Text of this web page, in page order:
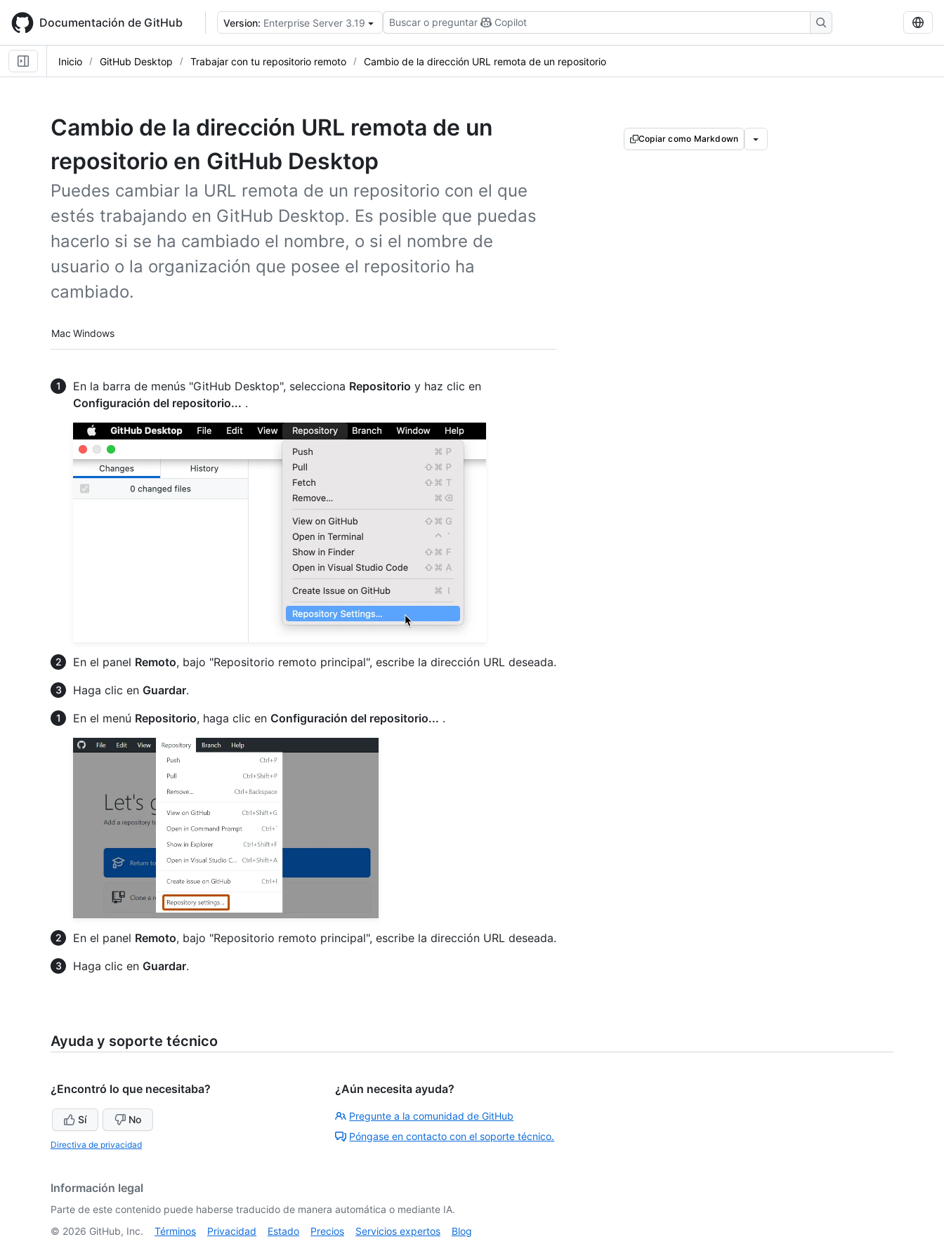
main
content
Documentación de GitHub Version: Enterprise Server 3.19 Buscar o preguntar Copilot
Inicio GitHub Desktop Trabajar con tu repositorio remoto Cambio de la dirección URL remota de un repositorio
Cambio de la dirección URL remota de un
repositorio en GitHub Desktop
Puedes cambiar la URL remota de un repositorio con el que
estés trabajando en GitHub Desktop. Es posible que puedas
hacerlo si se ha cambiado el nombre, o si el nombre de
usuario o la organización que posee el repositorio ha
cambiado.
Platform navigation
Mac Windows
Copiar como Markdown
En la barra de menús "GitHub Desktop", selecciona Repositorio y haz clic en
Configuración del repositorio... .
En el panel Remoto, bajo "Repositorio remoto principal", escribe la dirección URL deseada.
Haga clic en Guardar.
En el menú Repositorio, haga clic en Configuración del repositorio... .
En el panel Remoto, bajo "Repositorio remoto principal", escribe la dirección URL deseada.
Haga clic en Guardar.
Ayuda y soporte técnico
¿Encontró lo que necesitaba?
Sí No
Directiva de privacidad
¿Aún necesita ayuda?
Pregunte a la comunidad de GitHub
Póngase en contacto con el soporte técnico.
Información legal
Parte de este contenido puede haberse traducido de manera automática o mediante IA.
© 2026 GitHub, Inc. Términos Privacidad Estado Precios Servicios expertos Blog